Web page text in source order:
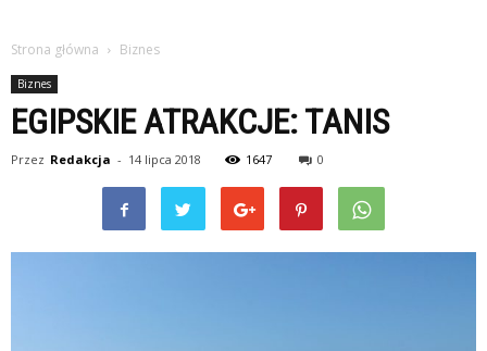
Strona główna Biznes
Biznes
EGIPSKIE ATRAKCJE: TANIS
Przez Redakcja - 14 lipca 2018 1647 0